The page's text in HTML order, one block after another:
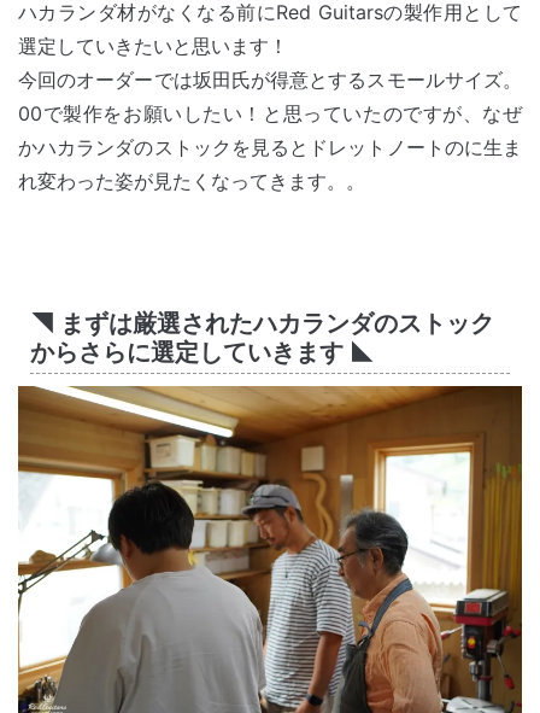
ハカランダ材がなくなる前にRed Guitarsの製作用として
選定していきたいと思います！
今回のオーダーでは坂田氏が得意とするスモールサイズ。
00で製作をお願いしたい！と思っていたのですが、なぜ
かハカランダのストックを見るとドレットノートのに生ま
れ変わった姿が見たくなってきます。。
◥ まずは厳選されたハカランダのストック
からさらに選定していきます ◣